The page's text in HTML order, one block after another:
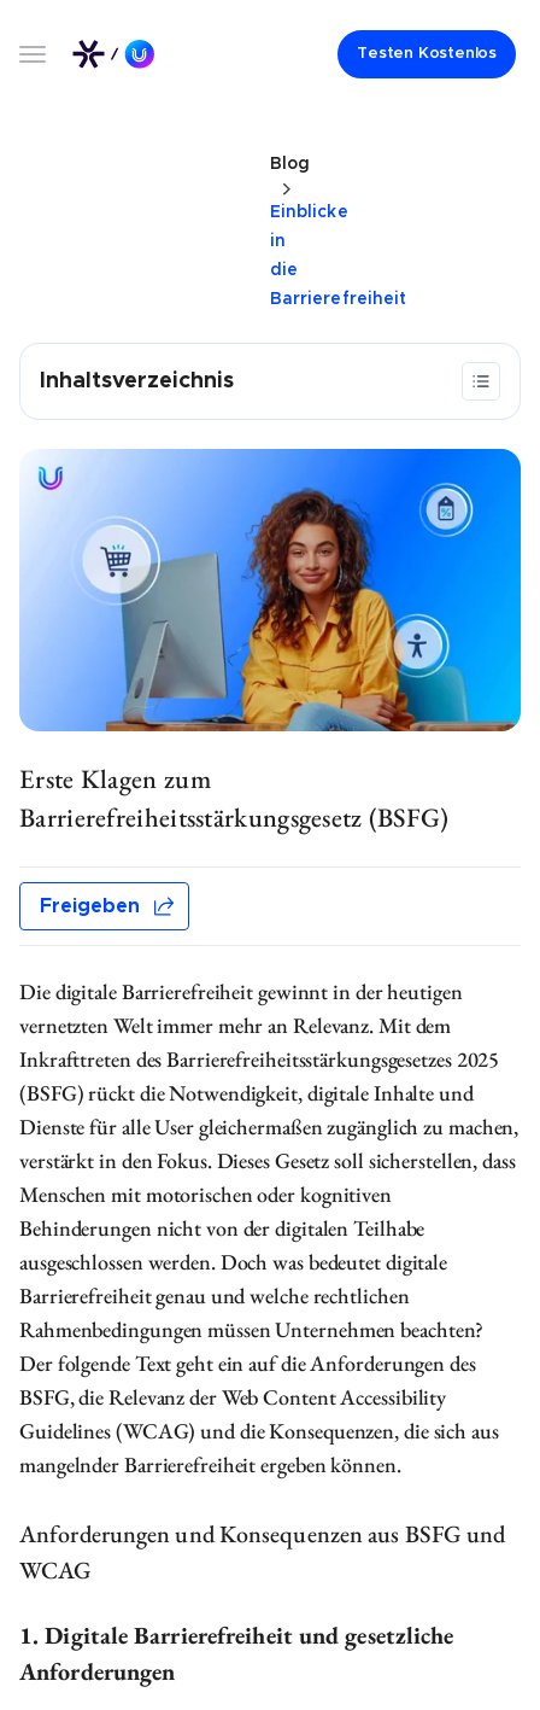
Testen Kostenlos
Blog
Einblicke
in
die
Barrierefreiheit
Inhaltsverzeichnis
WCAG
Barrierefreiheitsstärkungsgesetz ernst nehmen sollten
FAQ - Häufig gestellte Fragen
Erste Klagen zum
Barrierefreiheitsstärkungsgesetz (BSFG)
Freigeben
Die digitale Barrierefreiheit gewinnt in der heutigen
vernetzten Welt immer mehr an Relevanz. Mit dem
Inkrafttreten des Barrierefreiheitsstärkungsgesetzes 2025
(BSFG) rückt die Notwendigkeit, digitale Inhalte und
Dienste für alle User gleichermaßen zugänglich zu machen,
verstärkt in den Fokus. Dieses Gesetz soll sicherstellen, dass
Menschen mit motorischen oder kognitiven
Behinderungen nicht von der digitalen Teilhabe
ausgeschlossen werden. Doch was bedeutet digitale
Barrierefreiheit genau und welche rechtlichen
Rahmenbedingungen müssen Unternehmen beachten?
Der folgende Text geht ein auf die Anforderungen des
BSFG, die Relevanz der Web Content Accessibility
Guidelines (WCAG) und die Konsequenzen, die sich aus
mangelnder Barrierefreiheit ergeben können.
Anforderungen und Konsequenzen aus BSFG und
WCAG
1. Digitale Barrierefreiheit und gesetzliche
Anforderungen